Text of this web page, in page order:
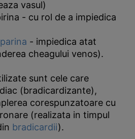
vasul)
- cu rol de a impiedica
- impiedica atat
cheagului venos).
sunt cele care
(bradicardizante),
corespunzatoare cu
(realizata in timpul
bradicardii).